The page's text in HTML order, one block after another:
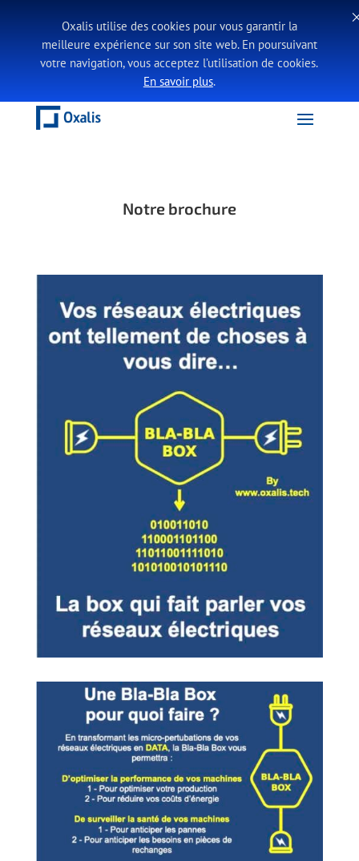
Notre brochure
Oxalis utilise des cookies pour vous garantir la
meilleure expérience sur son site web. En poursuivant
votre navigation, vous acceptez l’utilisation de cookies.
En savoir plus.